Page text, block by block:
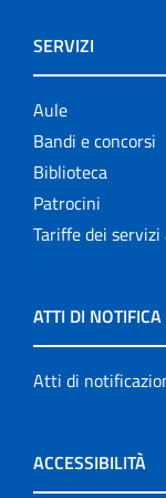
SERVIZI
Aule
Bandi e concorsi
Biblioteca
Patrocini
Tariffe dei
ATTI DI NOTIFICA
Atti di
ACCESSIBILITÀ